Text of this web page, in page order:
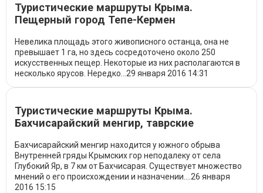
Туристические маршруты Крыма.
Пещерный город Тепе-Кермен
Невелика площадь этого живописного останца, она не
превышает 1 га, но здесь сосредоточено около 250
искусственных пещер. Некоторые из них располагаются в
несколько ярусов. Нередко... 29 января 2016 14:31
Туристические маршруты Крыма.
Бахчисарайский менгир, таврские
Бахчисарайский менгир находится у южного обрыва
Внутренней гряды Крымских гор неподалеку от села
Глубокий Яр, в 7 км от Бахчисарая. Существует множество
мнений о его происхождении и назначении.... 26 января
2016 15:15